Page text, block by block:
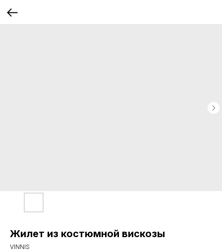
Жилет из костюмной вискозы
VINNIS